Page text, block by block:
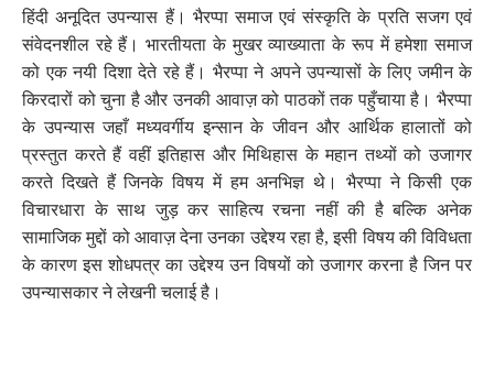
हिंदी अनूदित उपन्यास हैं। भैरप्पा समाज एवं संस्कृति के प्रति सजग एवं
संवेदनशील रहे हैं। भारतीयता के मुखर व्याख्याता के रूप में हमेशा समाज
को एक नयी दिशा देते रहे हैं। भैरप्पा ने अपने उपन्यासों के लिए जमीन के
किरदारों को चुना है और उनकी आवाज़ को पाठकों तक पहुँचाया है। भैरप्पा
के उपन्यास जहाँ मध्यवर्गीय इन्सान के जीवन और आर्थिक हालातों को
प्रस्तुत करते हैं वहीं इतिहास और मिथिहास के महान तथ्यों को उजागर
करते दिखते हैं जिनके विषय में हम अनभिज्ञ थे। भैरप्पा ने किसी एक
विचारधारा के साथ जुड़ कर साहित्य रचना नहीं की है बल्कि अनेक
सामाजिक मुद्दों को आवाज़ देना उनका उद्देश्य रहा है,इसी विषय की विविधता
के कारण इस शोधपत्र का उद्देश्य उन विषयों को उजागर करना है जिन पर
उपन्यासकार ने लेखनी चलाई है।